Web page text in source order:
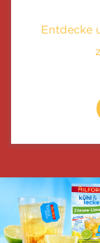
Entdecke